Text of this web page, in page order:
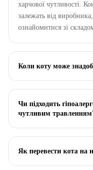
харчової чутливості.
залежать від
ознайомитися зі
Коли коту може
Чи підходить
чутливим
Як перевести кота на